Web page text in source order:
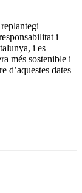
i
i es
més sostenible i
d’aquestes dates